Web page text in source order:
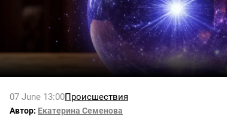
07 June 13:00Происшествия
Автор: Екатерина Семенова